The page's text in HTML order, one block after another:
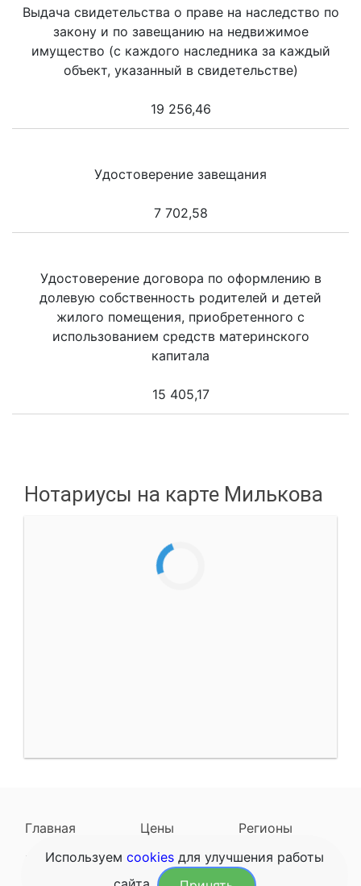
Выдача свидетельства о праве на наследство по
закону и по завещанию на недвижимое
имущество (с каждого наследника за каждый
объект, указанный в свидетельстве)
19 256,46
Удостоверение завещания
7 702,58
Удостоверение договора по оформлению в
долевую собственность родителей и детей
жилого помещения, приобретенного с
использованием средств материнского
капитала
15 405,17
Нотариусы на карте Милькова
Главная Цены
Регионы
Наследодатели
Задать вопрос
Используем cookies для улучшения работы